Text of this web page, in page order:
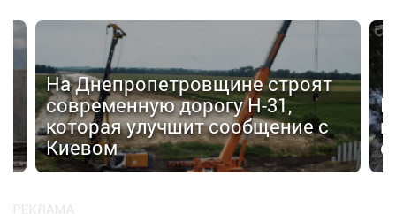
На Днепропетровщине строят
современную дорогу Н-31,
которая улучшит сообщение с
Киевом
В